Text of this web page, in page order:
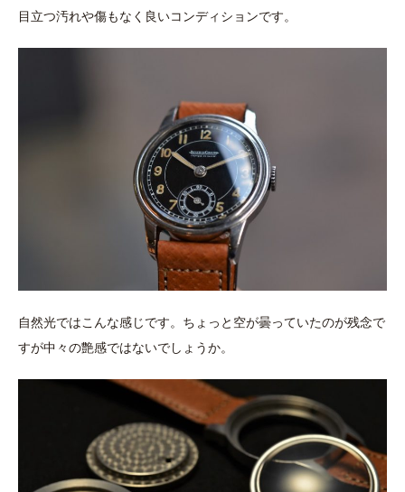
目立つ汚れや傷もなく良いコンディションです。
自然光ではこんな感じです。ちょっと空が曇っていたのが残念で
すが中々の艶感ではないでしょうか。